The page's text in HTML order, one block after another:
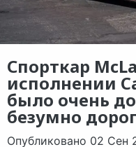
Спорткар
исполнении
было очень
безумно
Опубликовано 02 Сен